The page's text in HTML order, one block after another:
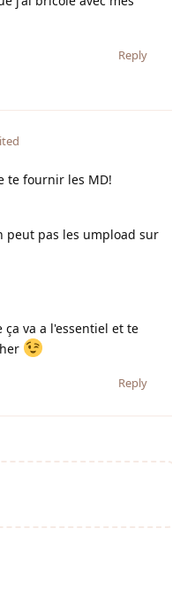
Reply
te fournir les MD!
peut pas les umpload sur
va a l'essentiel et te
Reply